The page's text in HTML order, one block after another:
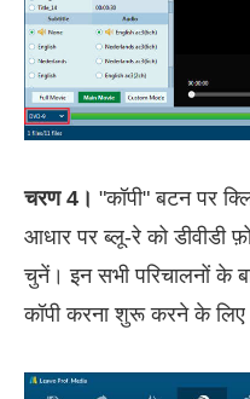
चरण 4। "कॉपी" बटन पर
आधार पर ब्लू-रे को डीवीडी
चुनें। इन सभी परिचालनों के
कॉपी करना शुरू करने के